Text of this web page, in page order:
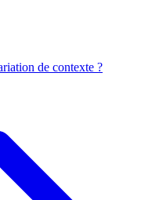
de contexte ?